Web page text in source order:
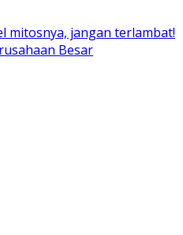
mitosnya, jangan terlambat!
Besar